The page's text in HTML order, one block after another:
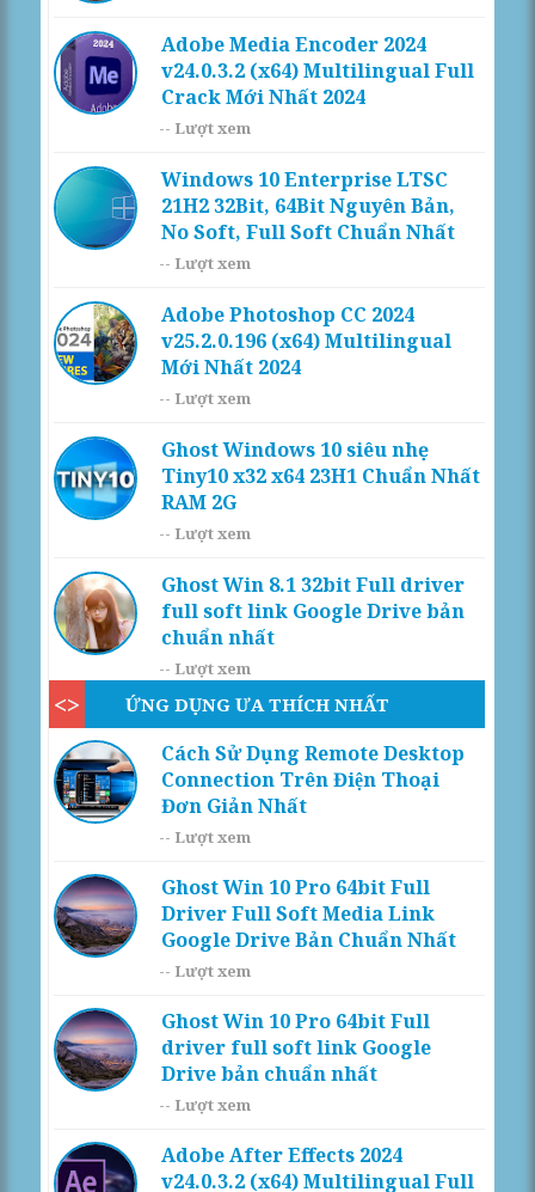
Adobe Media Encoder 2024
v24.0.3.2 (x64) Multilingual Full
Crack Mới Nhất 2024
-- Lượt xem
Windows 10 Enterprise LTSC
21H2 32Bit, 64Bit Nguyên Bản,
No Soft, Full Soft Chuẩn Nhất
-- Lượt xem
Adobe Photoshop CC 2024
v25.2.0.196 (x64) Multilingual
Mới Nhất 2024
-- Lượt xem
Ghost Windows 10 siêu nhẹ
Tiny10 x32 x64 23H1 Chuẩn Nhất
RAM 2G
-- Lượt xem
Ghost Win 8.1 32bit Full driver
full soft link Google Drive bản
chuẩn nhất
-- Lượt xem
ỨNG DỤNG ƯA THÍCH NHẤT
Cách Sử Dụng Remote Desktop
Connection Trên Điện Thoại
Đơn Giản Nhất
-- Lượt xem
Ghost Win 10 Pro 64bit Full
Driver Full Soft Media Link
Google Drive Bản Chuẩn Nhất
-- Lượt xem
Ghost Win 10 Pro 64bit Full
driver full soft link Google
Drive bản chuẩn nhất
-- Lượt xem
Adobe After Effects 2024
v24.0.3.2 (x64) Multilingual Full